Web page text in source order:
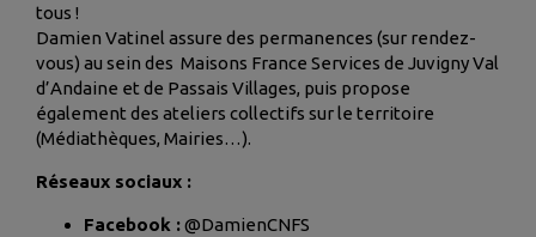
tous !
Damien Vatinel assure des permanences (sur rendez-
vous) au sein des Maisons France Services de Juvigny Val
d’Andaine et de Passais Villages, puis propose
également des ateliers collectifs sur le territoire
(Médiathèques, Mairies…).
Réseaux sociaux :
Facebook :@DamienCNFS